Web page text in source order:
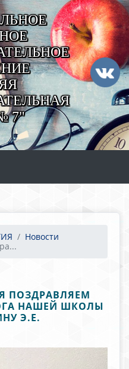
7"
Новости
ПОЗДРАВЛЯЕМ
НАШЕЙ ШКОЛЫ
Э.Е.